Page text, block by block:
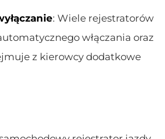
: Wiele rejestratorów
włączania oraz
z kierowcy dodatkowe